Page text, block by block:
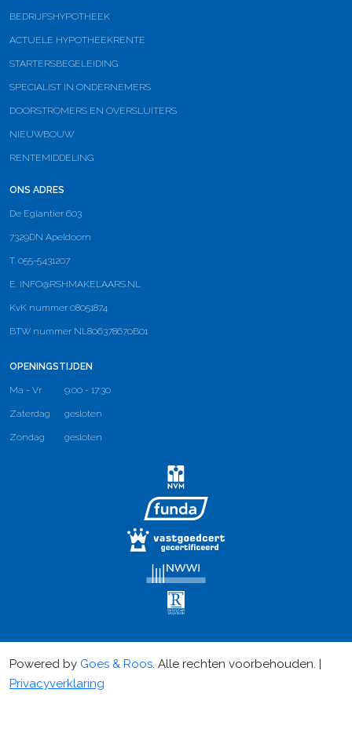
BEDRIJFSHYPOTHEEK
ACTUELE HYPOTHEEKRENTE
STARTERSBEGELEIDING
SPECIALIST IN ONDERNEMERS
DOORSTROMERS EN OVERSLUITERS
NIEUWBOUW
RENTEMIDDELING
ONS ADRES
De Eglantier 603
7329DN Apeldoorn
T. 055-5431207
E. INFO@RSHMAKELAARS.NL
KvK nummer 08051874
BTW nummer NL806378670B01
OPENINGSTIJDEN
Ma - Vr 9:00 - 17:30
Zaterdag gesloten
Zondag gesloten
Powered by Goes & Roos. Alle rechten voorbehouden. |
Privacyverklaring